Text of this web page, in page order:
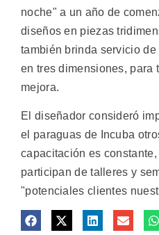
noche" a un año de
diseños en piezas
también brinda servicio
en tres dimensiones, para
mejora.
El diseñador consideró
el paraguas de Incuba
capacitación es
participan de talleres y
"potenciales clientes